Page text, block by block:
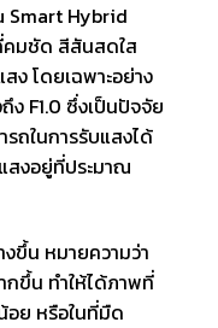
Smart Hybrid
คมชัด สีสันสดใส
ง โดยเฉพาะอย่าง
ง F1.0 ซึ่งเป็นปัจจัย
ถในการรับแสงได้
สงอยู่ที่ประมาณ
ขึ้น หมายความว่า
กขึ้น ทำให้ได้ภาพที่
อย หรือในที่มืด